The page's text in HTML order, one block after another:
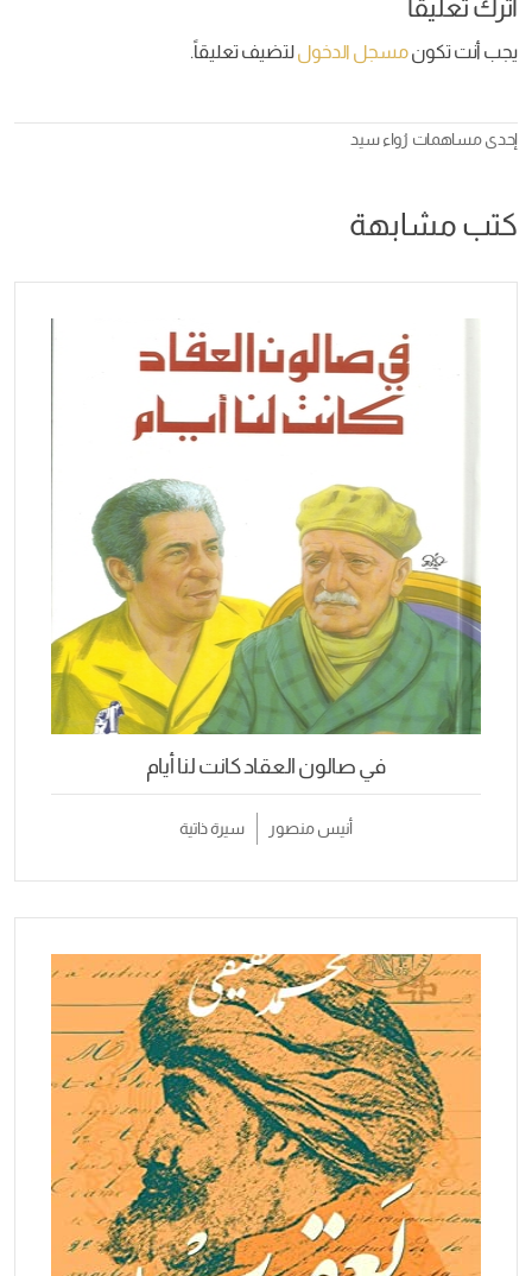
اترك تعليقاً
يجب أنت تكونمسجل الدخوللتضيف تعليقاً.
إحدى مساهمات رُواء سيد
كتب مشابهة
في صالون العقاد كانت لنا أيام
أنيس منصور سيرة ذاتية